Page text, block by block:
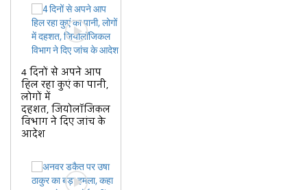
4 दिनों से अपने आप
हिल रहा कुएं का पानी,
लोगों में
दहशत, जियोलॉजिकल
विभाग ने दिए जांच के
आदेश